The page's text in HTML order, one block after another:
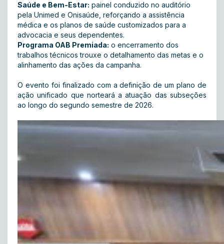
Saúde e Bem-Estar: painel conduzido no auditório
pela Unimed e Onisaúde, reforçando a assistência
médica e os planos de saúde customizados para a
advocacia e seus dependentes.
Programa OAB Premiada: o encerramento dos
trabalhos técnicos trouxe o detalhamento das metas e o
alinhamento das ações da campanha.
O evento foi finalizado com a definição de um plano de
ação unificado que norteará a atuação das subseções
ao longo do segundo semestre de 2026.